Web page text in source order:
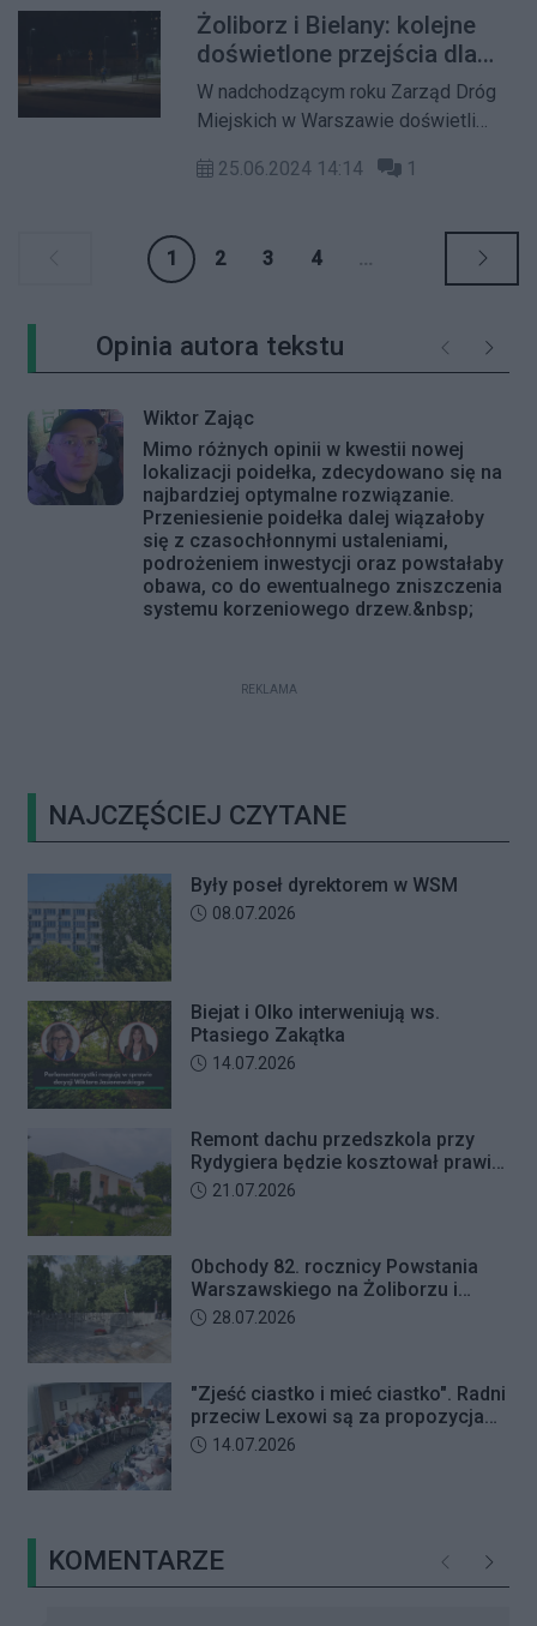
przygotowywanie roślinnych
kosmetyków i silent disco. Po części
piknikowej na scenie pojawi się
najpierw Anita Lipnicka, a tuż po niej
godzinie 16:00 na polance za placem
Żoliborz i Bielany: kolejne
doświetlone przejścia dla
pieszych
W nadchodzącym roku Zarząd Dróg
Miejskich w Warszawie doświetli
te na Żoliborzu i Bielanach. Wybrana
koszt wyniesie ponad 355 tys. zł.
25.06.2024 14:14 1
1 2 3 4 ...
Opinia autora tekstu Poprzednie
Wiktor Zając
Mimo różnych opinii w kwestii nowej
lokalizacji poidełka, zdecydowano się na
najbardziej optymalne rozwiązanie.
Przeniesienie poidełka dalej wiązałoby
się z czasochłonnymi ustaleniami,
podrożeniem inwestycji oraz powstałaby
obawa, co do ewentualnego zniszczenia
systemu korzeniowego drzew.&nbsp;
REKLAMA
NAJCZĘŚCIEJ CZYTANE
Były poseł dyrektorem w WSM
Data dodania artykułu:
08.07.2026
Biejat i Olko interweniują ws.
Ptasiego Zakątka
Data dodania artykułu:
14.07.2026
Remont dachu przedszkola przy
Rydygiera będzie kosztował prawie
tyle co jego budowa
Data dodania artykułu:
21.07.2026
Obchody 82. rocznicy Powstania
Warszawskiego na Żoliborzu i
Bielanach
Data dodania artykułu:
28.07.2026
"Zjeść ciastko i mieć ciastko". Radni
przeciw Lexowi są za propozycjami
deweloperów?
Data dodania artykułu:
14.07.2026
KOMENTARZE Poprzednie